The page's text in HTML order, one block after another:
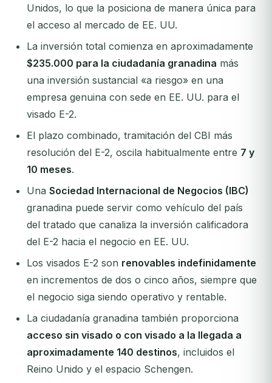
Unidos, lo que la posiciona de manera única para
el acceso al mercado de EE. UU.
La inversión total comienza en aproximadamente
$235.000 para la ciudadanía granadina más
una inversión sustancial «a riesgo» en una
empresa genuina con sede en EE. UU. para el
visado E-2.
El plazo combinado, tramitación del CBI más
resolución del E-2, oscila habitualmente entre 7 y
10 meses.
Una Sociedad Internacional de Negocios (IBC)
granadina puede servir como vehículo del país
del tratado que canaliza la inversión calificadora
del E-2 hacia el negocio en EE. UU.
Los visados E-2 son renovables indefinidamente
en incrementos de dos o cinco años, siempre que
el negocio siga siendo operativo y rentable.
La ciudadanía granadina también proporciona
acceso sin visado o con visado a la llegada a
aproximadamente 140 destinos, incluidos el
Reino Unido y el espacio Schengen.